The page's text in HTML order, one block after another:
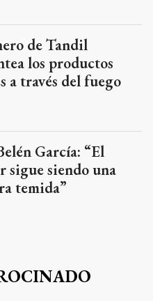
de Tandil
los productos
a través del fuego
García: “El
sigue siendo una
temida”